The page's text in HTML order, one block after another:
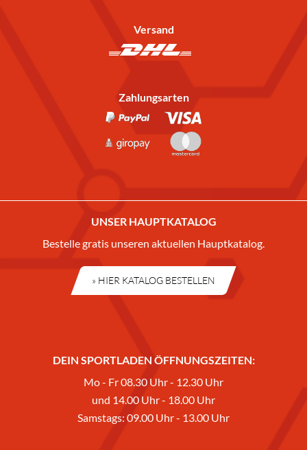
Versand
Zahlungsarten
UNSER HAUPTKATALOG
Bestelle gratis unseren aktuellen Hauptkatalog.
» HIER KATALOG BESTELLEN
DEIN SPORTLADEN ÖFFNUNGSZEITEN:
Mo - Fr 08.30 Uhr - 12.30 Uhr
und 14.00 Uhr - 18.00 Uhr
Samstags: 09.00 Uhr - 13.00 Uhr